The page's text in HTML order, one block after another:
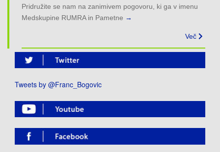
Pridružite se nam na zanimivem pogovoru, ki ga v imenu
Medskupine RUMRA in Pametne →
Več
Tweets by @Franc_Bogovic